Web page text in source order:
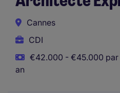
Cannes
CDI
€42.000 - €45.000 par
an